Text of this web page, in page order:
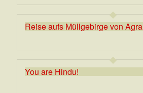
Reise aufs Müllgebirge von Agra
You are Hindu!